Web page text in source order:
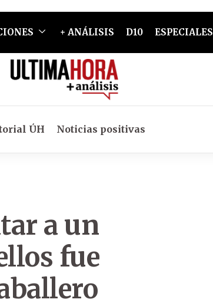
+ ANÁLISIS D10 ESPECIALES
ÚH Noticias positivas
a un
fue